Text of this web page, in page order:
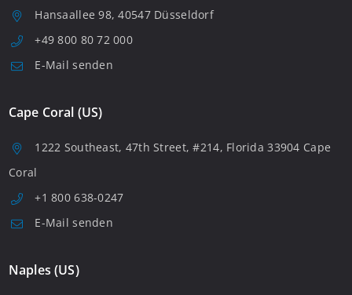
Hansaallee 98, 40547 Düsseldorf
+49 800 80 72 000
E-Mail senden
Cape Coral (US)
1222 Southeast, 47th Street, #214, Florida 33904 Cape
Coral
+1 800 638-0247
E-Mail senden
Naples (US)